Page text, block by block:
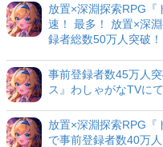
放置×深淵探索RPG『
速！ 最多！ 放置×深
録者総数50万人突破！
事前登録者数45万人
ス』わしゃがなTVに
放置×深淵探索RPG『
で事前登録者数40万